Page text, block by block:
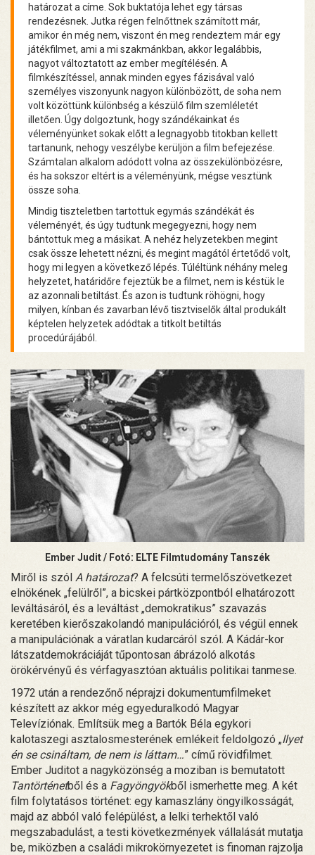
határozat a címe. Sok buktatója lehet egy társas
rendezésnek. Jutka régen felnőttnek számított már,
amikor én még nem, viszont én meg rendeztem már egy
játékfilmet, ami a mi szakmánkban, akkor legalábbis,
nagyot változtatott az ember megítélésén. A
filmkészítéssel, annak minden egyes fázisával való
személyes viszonyunk nagyon különbözött, de soha nem
volt közöttünk különbség a készülő film szemléletét
illetően. Úgy dolgoztunk, hogy szándékainkat és
véleményünket sokak előtt a legnagyobb titokban kellett
tartanunk, nehogy veszélybe kerüljön a film befejezése.
Számtalan alkalom adódott volna az összekülönbözésre,
és ha sokszor eltért is a véleményünk, mégse vesztünk
össze soha.
Mindig tiszteletben tartottuk egymás szándékát és
véleményét, és úgy tudtunk megegyezni, hogy nem
bántottuk meg a másikat. A nehéz helyzetekben megint
csak össze lehetett nézni, és megint magától értetődő volt,
hogy mi legyen a következő lépés. Túléltünk néhány meleg
helyzetet, határidőre fejeztük be a filmet, nem is késtük le
az azonnali betiltást. És azon is tudtunk röhögni, hogy
milyen, kínban és zavarban lévő tisztviselők által produkált
képtelen helyzetek adódtak a titkolt betiltás
procedúrájából.
Ember Judit / Fotó: ELTE Filmtudomány Tanszék
Miről is szól A határozat? A felcsúti termelőszövetkezet
elnökének „felülről”, a bicskei pártközpontból elhatározott
leváltásáról, és a leváltást „demokratikus” szavazás
keretében kierőszakolandó manipulációról, és végül ennek
a manipulációnak a váratlan kudarcáról szól. A Kádár-kor
látszatdemokráciáját tűpontosan ábrázoló alkotás
örökérvényű és vérfagyasztóan aktuális politikai tanmese.
1972 után a rendezőnő néprajzi dokumentumfilmeket
készített az akkor még egyeduralkodó Magyar
Televíziónak. Említsük meg a Bartók Béla egykori
kalotaszegi asztalosmesterének emlékeit feldolgozó „Ilyet
én se csináltam, de nem is láttam…” című rövidfilmet.
Ember Juditot a nagyközönség a moziban is bemutatott
Tantörténetből és a Fagyöngyökből ismerhette meg. A két
film folytatásos történet: egy kamaszlány öngyilkosságát,
majd az abból való felépülést, a lelki terhektől való
megszabadulást, a testi következmények vállalását mutatja
be, miközben a családi mikrokörnyezetet is finoman rajzolja